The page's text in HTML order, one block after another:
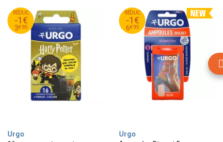
RÉDUC
-1€
3€95
4
€
95
3
€
95
Urgo
RÉDUC
-1€
6€95
7
€
95
6
€
95
Urgo